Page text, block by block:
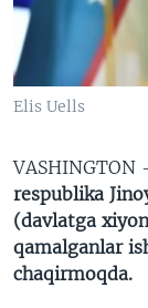
XABARLAR
TELEGRAM
TWITTER
SOUNDCLOUD
VOA
Elis Uells
VASHINGTON
respublika
(davlatga
qamalganlar
chaqirmoqda.